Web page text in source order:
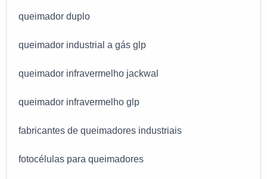
queimador duplo
queimador industrial a gás glp
queimador infravermelho jackwal
queimador infravermelho glp
fabricantes de queimadores industriais
fotocélulas para queimadores